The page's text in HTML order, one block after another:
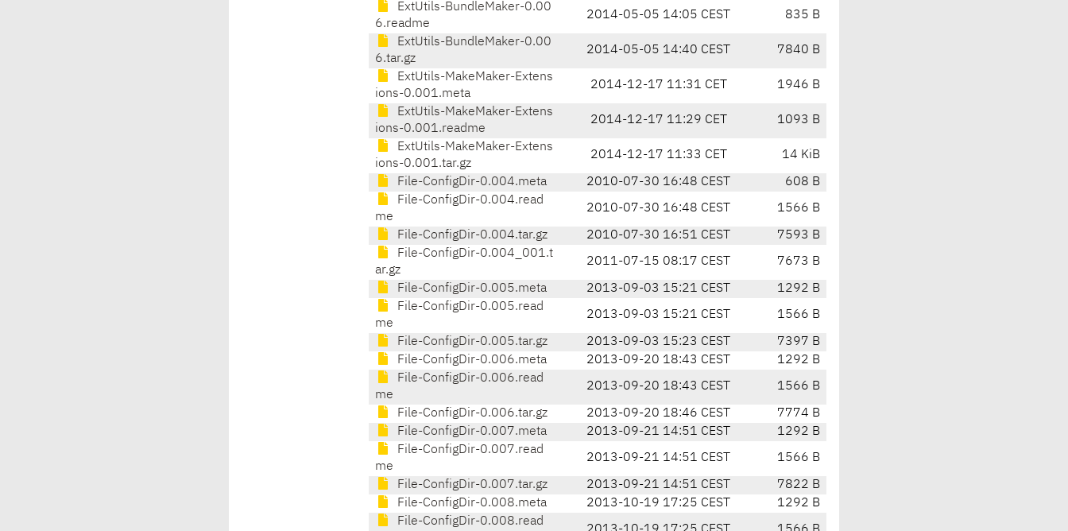
ExtUtils-BundleMaker-0.00
6.readme
2014-05-05 14:05 CEST 835 B
ExtUtils-BundleMaker-0.00
6.tar.gz
2014-05-05 14:40 CEST 7840 B
ExtUtils-MakeMaker-Extens
ions-0.001.meta
2014-12-17 11:31 CET 1946 B
ExtUtils-MakeMaker-Extens
ions-0.001.readme
2014-12-17 11:29 CET 1093 B
ExtUtils-MakeMaker-Extens
ions-0.001.tar.gz
2014-12-17 11:33 CET 14 KiB
File-ConfigDir-0.004.meta 2010-07-30 16:48 CEST
608 B
File-ConfigDir-0.004.read
me
2010-07-30 16:48 CEST 1566 B
File-ConfigDir-0.004.tar.gz 2010-07-30 16:51 CEST
7593 B
File-ConfigDir-0.004_001.t
ar.gz
2011-07-15 08:17 CEST 7673 B
File-ConfigDir-0.005.meta 2013-09-03 15:21 CEST
1292 B
File-ConfigDir-0.005.read
me
2013-09-03 15:21 CEST 1566 B
File-ConfigDir-0.005.tar.gz 2013-09-03 15:23 CEST
7397 B
File-ConfigDir-0.006.meta
2013-09-20 18:43 CEST
1292 B
File-ConfigDir-0.006.read
me
2013-09-20 18:43 CEST 1566 B
File-ConfigDir-0.006.tar.gz 2013-09-20 18:46 CEST
7774 B
File-ConfigDir-0.007.meta
2013-09-21 14:51 CEST
1292 B
File-ConfigDir-0.007.read
me
2013-09-21 14:51 CEST 1566 B
File-ConfigDir-0.007.tar.gz 2013-09-21 14:51 CEST
7822 B
File-ConfigDir-0.008.meta
2013-10-19 17:25 CEST
1292 B
File-ConfigDir-0.008.read